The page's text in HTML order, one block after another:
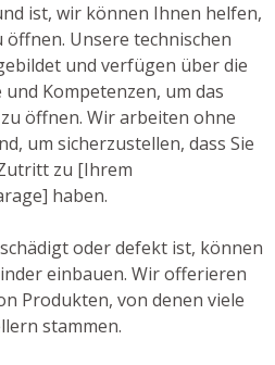
ist, wir können Ihnen helfen,
Unsere technischen
und verfügen über die
Kompetenzen, um das
öffnen. Wir arbeiten ohne
um sicherzustellen, dass Sie
zu [Ihrem
haben.
oder defekt ist, können
einbauen. Wir offerieren
Produkten, von denen viele
stammen.